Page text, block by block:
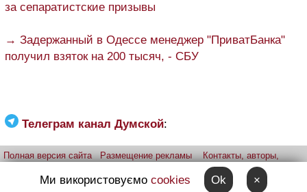
за сепаратистские призывы
→ Задержанный в Одессе менеджер "ПриватБанка"
получил взяток на 200 тысяч, - СБУ
Телеграм канал Думской:
Полная версия сайта Размещение рекламы
Контакты, авторы,
iPhone
Прислать фото через telegram
Patreon
Ми використовуємо cookies Ok ×